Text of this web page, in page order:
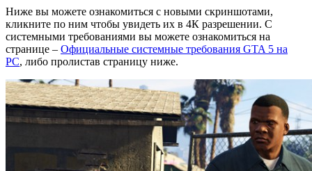
Ниже вы можете ознакомиться с новыми скриншотами,
кликните по ним чтобы увидеть их в 4К разрешении. С
системными требованиями вы можете ознакомиться на
странице – Официальные системные требования GTA 5 на
PC, либо пролистав страницу ниже.